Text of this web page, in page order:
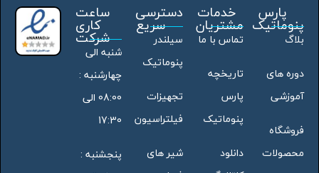
پارس
پنوماتیک
بلاگ
دوره های
آموزشی
فروشگاه
محصولات
خدمات
مشتریان
تماس با ما
تاریخچه
پارس
پنوماتیک
دانلود
دسترسی
سریع
سیلندر
پنوماتیک
تجهیزات
فیلتراسیون
شیر های
ساعت
کاری
شرکت
شنبه الی
چهارشنبه :
08:00 الی
17:30
پنجشنبه :